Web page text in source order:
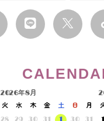
2026年8月
火 水 木 金
土
日 月